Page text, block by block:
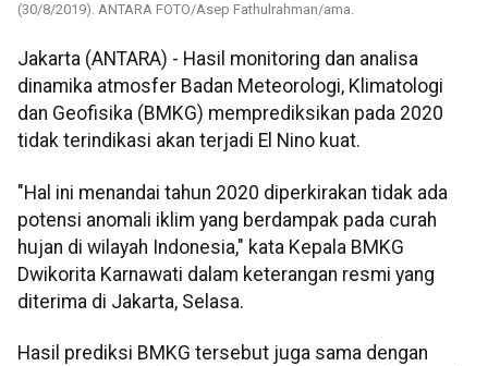
(30/8/2019). ANTARA FOTO/Asep Fathulrahman/ama.
Jakarta (ANTARA) - Hasil monitoring dan analisa
dinamika atmosfer Badan Meteorologi, Klimatologi
dan Geofisika (BMKG) memprediksikan pada 2020
tidak terindikasi akan terjadi El Nino kuat.
"Hal ini menandai tahun 2020 diperkirakan tidak ada
potensi anomali iklim yang berdampak pada curah
hujan di wilayah Indonesia," kata Kepala BMKG
Dwikorita Karnawati dalam keterangan resmi yang
diterima di Jakarta, Selasa.
Hasil prediksi BMKG tersebut juga sama dengan